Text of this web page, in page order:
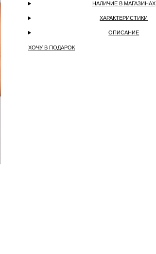
НАЛИЧИЕ В МАГАЗИНАХ
ХАРАКТЕРИСТИКИ
ОПИСАНИЕ
ХОЧУ В ПОДАРОК